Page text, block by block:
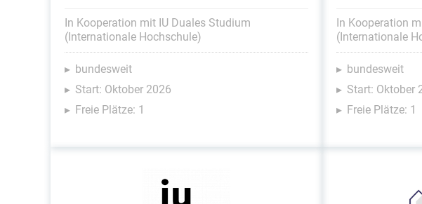
In Kooperation mit IU Duales Studium
(Internationale Hochschule)
bundesweit
Start: Oktober 2026
Freie Plätze: 1
In Kooperation
(Internationale
bundesweit
Start: Oktober
Freie Plätze: 1